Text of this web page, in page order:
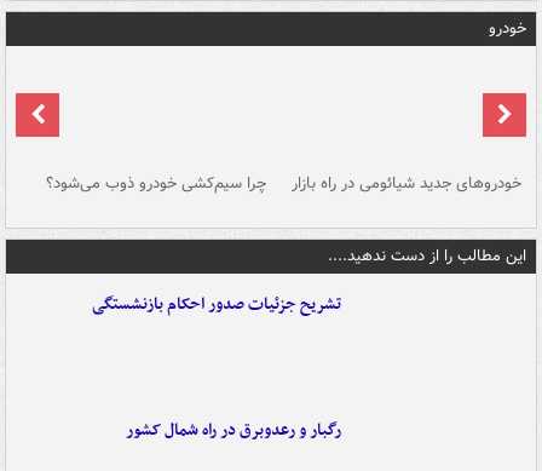
خودرو
خودروهای جدید شیائومی در راه بازار چرا سیم‌کشی خودرو ذوب می‌شود؟
این مطالب را از دست ندهید....
تشریح جزئیات صدور احکام بازنشستگی
رگبار و رعدوبرق در راه شمال کشور